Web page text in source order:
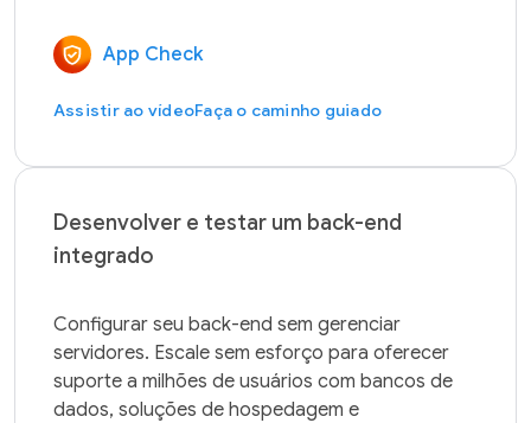
App Check
Assistir ao vídeoFaça o caminho guiado
Desenvolver e testar um back-end
integrado
Configurar seu back-end sem gerenciar
servidores. Escale sem esforço para oferecer
suporte a milhões de usuários com bancos de
dados, soluções de hospedagem e